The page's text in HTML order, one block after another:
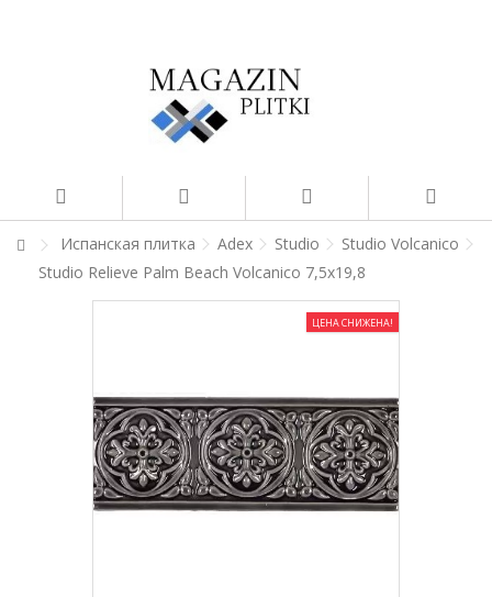
Испанская плитка Adex Studio
Studio Volcanico
Studio Relieve Palm Beach Volcanico 7,5x19,8
ЦЕНА СНИЖЕНА!